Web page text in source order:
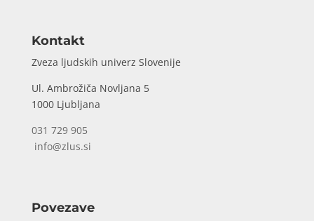
Kontakt
Zveza ljudskih univerz Slovenije
Ul. Ambrožiča Novljana 5
1000 Ljubljana
031 729 905
info@zlus.si
Povezave